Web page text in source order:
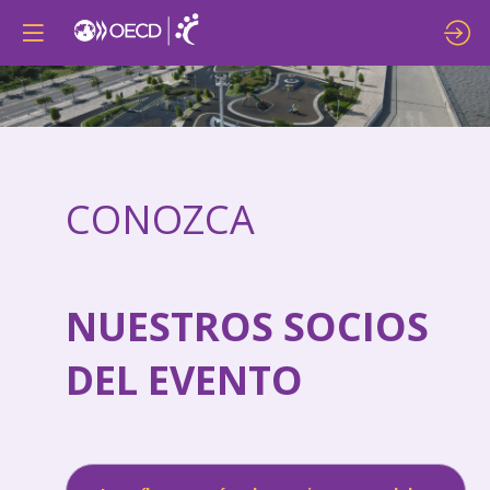
CONOZCA
NUESTROS SOCIOS
DEL EVENTO